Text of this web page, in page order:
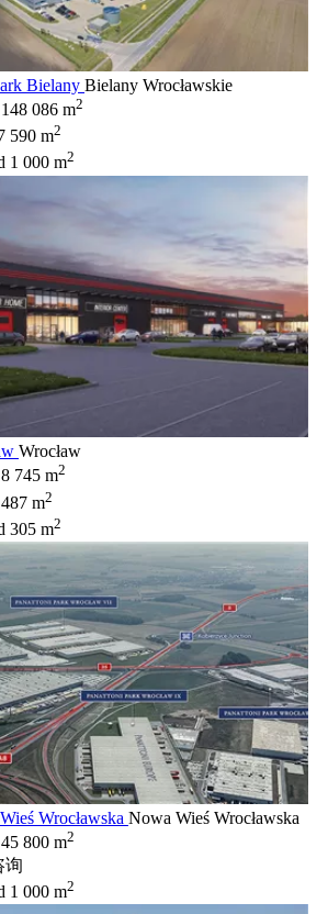
Bielany Bielany Wrocławskie
148 086 m2
590 m2
1 000 m2
Wrocław
8 745 m2
m2
305 m2
Wrocławska Nowa Wieś Wrocławska
45 800 m2
询
1 000 m2